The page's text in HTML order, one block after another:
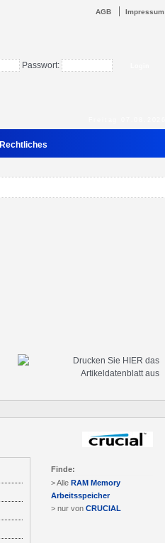
AGB Impressum
Passwort:
Rechtliches
Finde:
> Alle RAM Memory
Arbeitsspeicher
> nur von CRUCIAL